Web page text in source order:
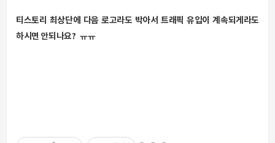
티스토리 최상단에 다음 로고라도 박아서 트래픽 유입이 계속되게라도
하시면 안되나요? ㅠㅠ